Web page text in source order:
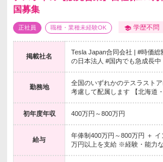
国募集
正社員 職種・業種未経験OK 学歴不問
掲載社名
Tesla Japan合同会社 | #時価
の日本法人 #国内でも急成長中
勤務地
全国のいずれかのテスラスト
考慮して配属します 【北海道
初年度年収 400万円～800万円
給与
年俸制400万円～800万円 ＋
万円以上を支給 ※経験・能力